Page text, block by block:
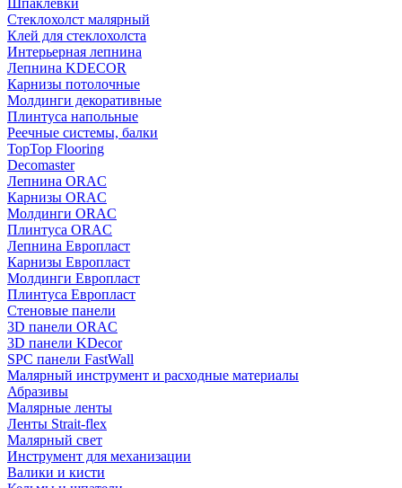
Шпаклевки
Стеклохолст малярный
Клей для стеклохолста
Интерьерная лепнина
Лепнина KDECOR
Карнизы потолочные
Молдинги декоративные
Плинтуса напольные
Реечные системы, балки
TopTop Flooring
Decomaster
Лепнина ORAC
Карнизы ORAC
Молдинги ORAC
Плинтуса ORAC
Лепнина Европласт
Карнизы Европласт
Молдинги Европласт
Плинтуса Европласт
Стеновые панели
3D панели ORAC
3D панели KDecor
SPC панели FastWall
Малярный инструмент и расходные материалы
Абразивы
Малярные ленты
Ленты Strait-flex
Малярный свет
Инструмент для механизации
Валики и кисти